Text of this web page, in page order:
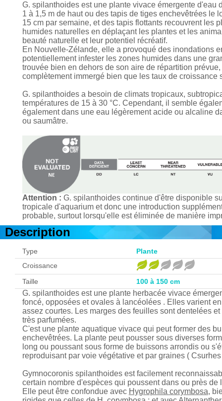
G. spilanthoides est une plante vivace émergente
1 à 1,5 m de haut ou des tapis de tiges enchevêtrées le
15 cm par semaine, et des tapis flottants recouvrent les
humides naturelles en déplaçant les plantes et les
beauté naturelle et leur potentiel récréatif.
En Nouvelle-Zélande, elle a provoqué des inondations
potentiellement infester les zones humides dans une
trouvée bien en dehors de son aire de répartition
complètement immergé bien que les taux de croissance
G. spilanthoides a besoin de climats tropicaux,
températures de 15 à 30 °C. Cependant, il semble
également dans une eau légèrement acide ou alcaline
ou saumâtre.
Attention : G. spilanthoides continue d'être disponible
tropicale d'aquarium et donc une introduction
probable, surtout lorsqu'elle est éliminée de manière
Description
Type
Plante
Croissance
Taille
100 à 150 cm
G. spilanthoides est une plante herbacée vivace
foncé, opposées et ovales à lancéolées . Elles varient
assez courtes. Les marges des feuilles sont dentelées
très parfumées.
C'est une plante aquatique vivace qui peut former des
enchevêtrées. La plante peut pousser sous diverses
long ou poussant sous forme de buissons arrondis ou
reproduisant par voie végétative et par graines (
Gymnocoronis spilanthoides est facilement
certain nombre d'espèces qui poussent dans ou près de
Elle peut être confondue avec Hygrophila corymbosa,